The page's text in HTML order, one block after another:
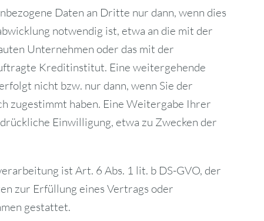
Daten an Dritte nur dann, wenn dies
notwendig ist, etwa an die mit der
Unternehmen oder das mit der
Kreditinstitut. Eine weitergehende
nicht bzw. nur dann, wenn Sie der
zugestimmt haben. Eine Weitergabe Ihrer
Einwilligung, etwa zu Zwecken der
ist Art. 6 Abs. 1 lit. b DS-GVO, der
zur Erfüllung eines Vertrags oder
gestattet.